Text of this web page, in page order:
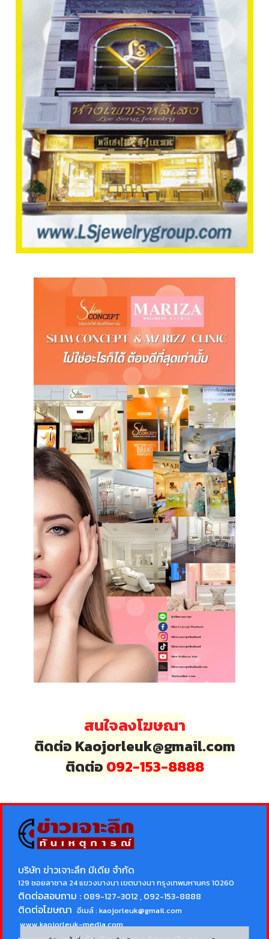
สนใจลงโฆษณา
ติดต่อ Kaojorleuk@gmail.com
ติดต่อ 092-153-8888
บริษัท ข่าวเจาะลึก มีเดีย จำกัด
129 ซอยลาซาล 24 แขวงบางนา เขตบางนา กรุงเทพมหานคร 10260
ติดต่อสอบถาม : 089-127-3012 , 092-153-8888
ติดต่อโฆษณา อีเมล์ :kaojorleuk@gmail.com
www.kaojorleuk-media.com